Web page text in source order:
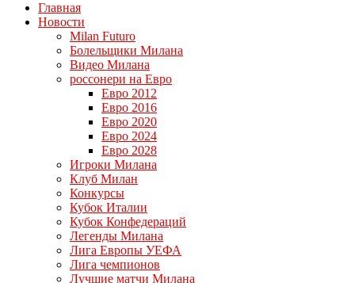
Главная
Новости
Milan Futuro
Болельщики Милана
Видео Милана
россонери на Евро
Евро 2012
Евро 2016
Евро 2020
Евро 2024
Евро 2028
Игроки Милана
Клуб Милан
Конкурсы
Кубок Италии
Кубок Конфедераций
Легенды Милана
Лига Европы УЕФА
Лига чемпионов
Лучшие матчи Милана